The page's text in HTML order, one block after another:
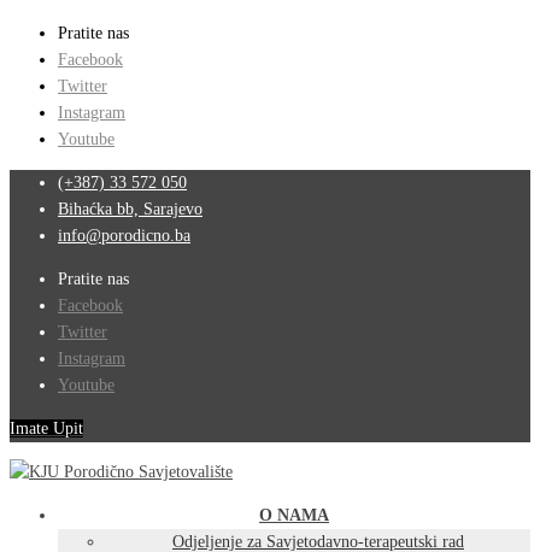
Pratite nas
Facebook
Twitter
Instagram
Youtube
(+387) 33 572 050
Bihaćka bb, Sarajevo
info@porodicno.ba
Pratite nas
Facebook
Twitter
Instagram
Youtube
Imate Upit
O NAMA
Odjeljenje za Savjetodavno-terapeutski rad